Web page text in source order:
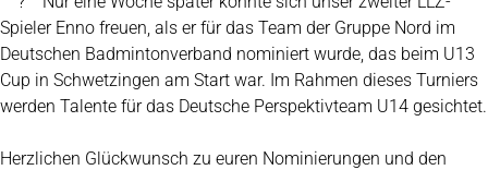
Spieler Enno freuen, als er für das Team der Gruppe Nord im
Deutschen Badmintonverband nominiert wurde, das beim U13
Cup in Schwetzingen am Start war. Im Rahmen dieses Turniers
werden Talente für das Deutsche Perspektivteam U14 gesichtet.
Herzlichen Glückwunsch zu euren Nominierungen und den